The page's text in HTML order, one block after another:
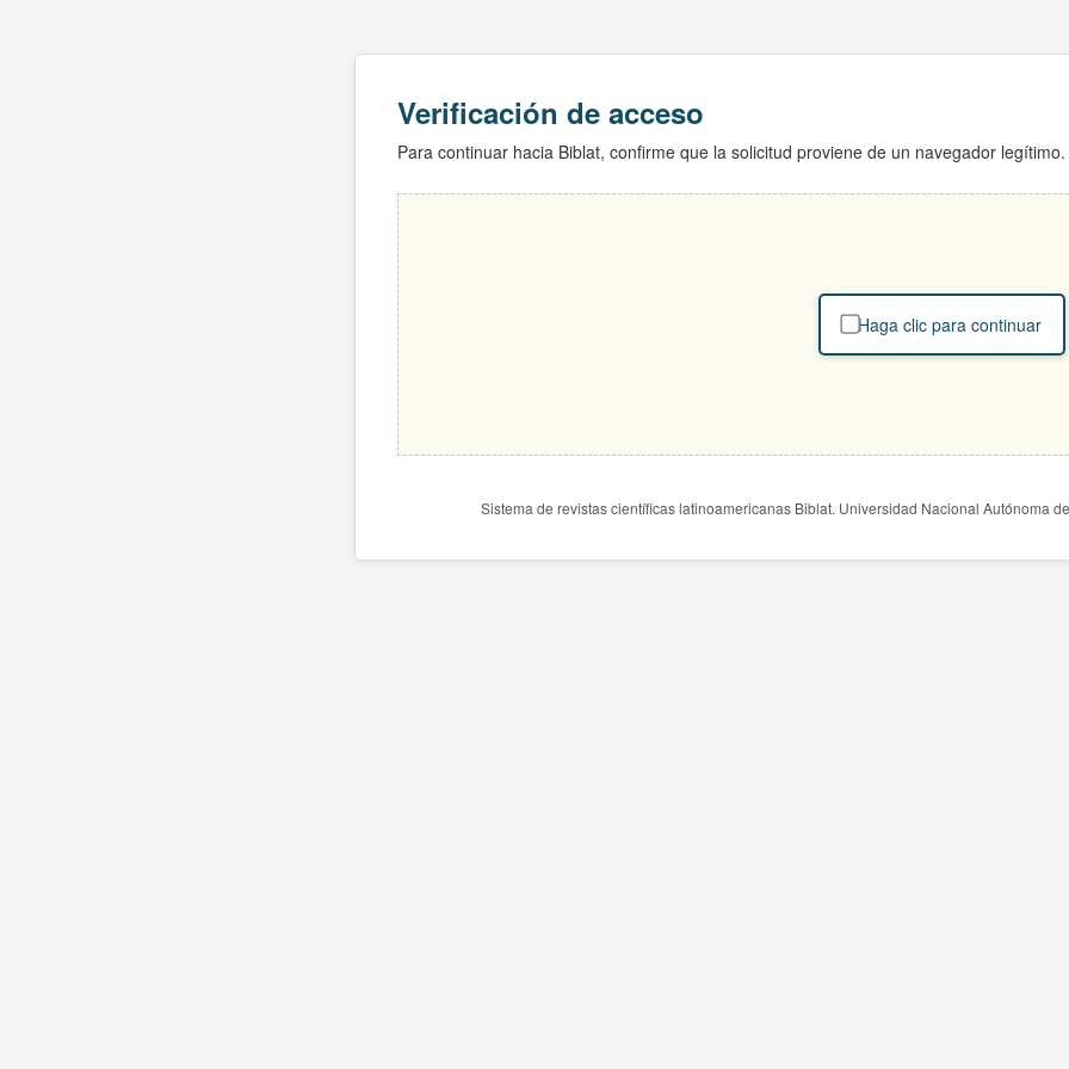
Verificación de acceso
Para continuar hacia Biblat, confirme que la solicitud proviene de un navegador legítimo.
Haga clic para continuar
Sistema de revistas científicas latinoamericanas Biblat. Universidad Nacional Autónoma